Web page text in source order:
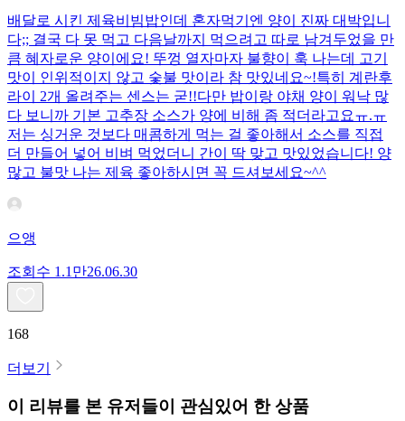
배달로 시킨 제육비빔밥인데 혼자먹기엔 양이 진짜 대박입니
다;; 결국 다 못 먹고 다음날까지 먹으려고 따로 남겨두었을 만
큼 혜자로운 양이에요! 뚜껑 열자마자 불향이 훅 나는데 고기
맛이 인위적이지 않고 숯불 맛이라 참 맛있네요~!특히 계란후
라이 2개 올려주는 센스는 굳!! ​다만 밥이랑 야채 양이 워낙 많
다 보니까 기본 고추장 소스가 양에 비해 좀 적더라고요ㅠ.ㅠ
저는 싱거운 것보다 매콤하게 먹는 걸 좋아해서 소스를 직접
더 만들어 넣어 비벼 먹었더니 간이 딱 맞고 맛있었습니다! 양
많고 불맛 나는 제육 좋아하시면 꼭 드셔보세요~^^
으앵
조회수 1.1만26.06.30
168
더보기
이 리뷰를 본 유저들이 관심있어 한 상품